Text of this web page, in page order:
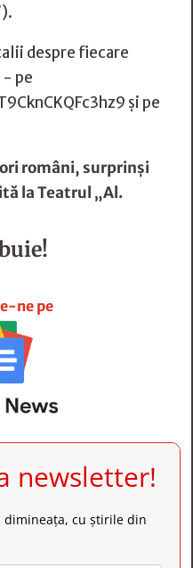
despre fiecare
- pe
și pe
români, surprinși
la Teatrul „Al.
ne pe
newsletter!
cu știrile din